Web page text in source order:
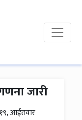
जारी
आईतवार